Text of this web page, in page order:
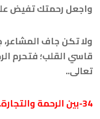
واجعل رحمتك تفيض
ولا تكن جاف المشاعر،
قاسي القلب؛ فتحرم
تعالى..
34-بين الرحمة والتجارة..